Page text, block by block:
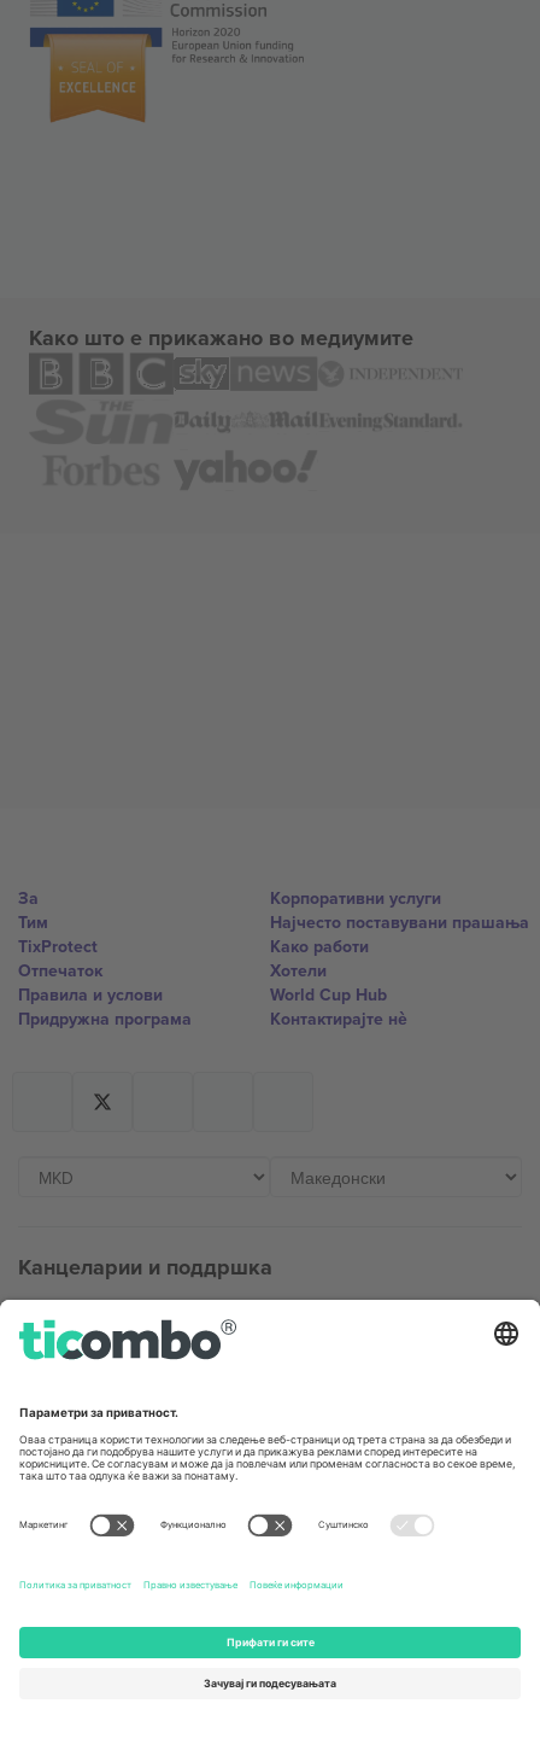
Како што е прикажано во медиумите
За
Тим
TixProtect
Отпечаток
Правила и услови
Придружна програма
Корпоративни услуги
Најчесто поставувани прашања
Како работи
Хотели
World Cup Hub
Контактирајте нѐ
Канцеларии и поддршка
Germany
Unter den Linden 24, 10117
167 City Road, London, Greater
United States
131 Continental Dr, Suite 305,
Newark, Delaware 19713, United
States
Switzerland
Engelberg, Switzerland
Bulgaria
Regus Sofia City West, bul
United Arab Emirates
UAE Dubai Silicon Oasis, DDP
Building A1, Office 302, Dubai,